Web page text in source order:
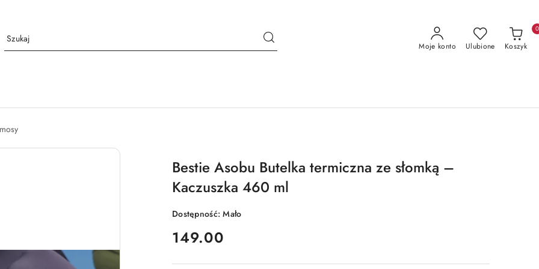
Moje konto Ulubione Koszyk
0
Bestie Asobu Butelka termiczna ze słomką –
Kaczuszka 460 ml
Dostępność:Mało
cena:
149.00